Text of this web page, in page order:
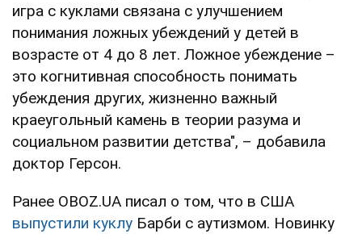
игра с куклами связана с улучшением
понимания ложных убеждений у детей в
возрасте от 4 до 8 лет. Ложное убеждение –
это когнитивная способность понимать
убеждения других, жизненно важный
краеугольный камень в теории разума и
социальном развитии детства", – добавила
доктор Герсон.
Ранее OBOZ.UA писал о том, что в США
выпустили куклу Барби с аутизмом. Новинку